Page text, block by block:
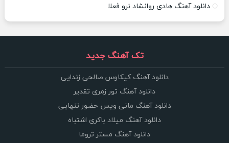
دانلود آهنگ هادی روانشاد نرو فعلا
تک آهنگ جدید
دانلود آهنگ کیکاوس صالحی زندایی
دانلود آهنگ تور زمری تقدیر
دانلود آهنگ مانی ویس حضور تنهایی
دانلود آهنگ میلاد باکری اشتباه
دانلود آهنگ مستر تروما